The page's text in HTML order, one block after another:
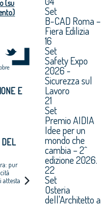
(su
E
DEL
LA
IN
30
pur
attesta
Set
B-CAD Roma –
Fiera Edilizia
16
Set
Safety Expo
2026 -
Sicurezza sul
Lavoro
21
Set
Premio AIDIA
Idee per un
mondo che
cambia – 2^
edizione 2026.
22
Set
Osteria
dell'Architetto a